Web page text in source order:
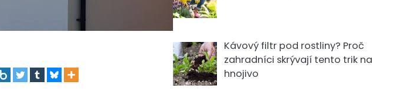
Kávový filtr pod rostliny? Proč
zahradníci skrývají tento trik na
hnojivo